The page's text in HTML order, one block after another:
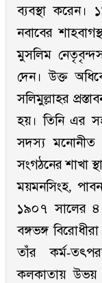
ব্যবস্থা
নবাবের
মুসলিম
দেন। উক্ত
সলিমুল্লাহর
হয়। তিনি এর
সদস্য মনোনীত
সংগঠনের শাখা
ময়মনসিংহ,
১৯০৭ সালের ৪
বঙ্গভঙ্গ
তাঁর কর্ম-
কলকাতায় উভয়